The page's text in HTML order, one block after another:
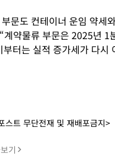
문도 컨테이너 운임 약세
계약물류 부문은 2025년
터는 실적 증가세가 다시
스트 무단전재 및 재배포금지>
기